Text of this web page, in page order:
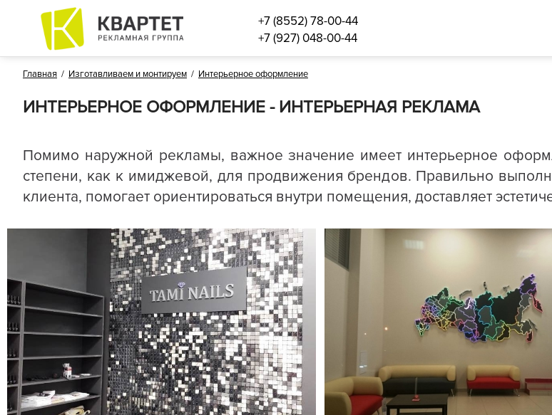
+7 (8552) 78-00-44
+7 (927) 048-00-44
Главная / Изготавливаем и монтируем / Интерьерное оформление
ИНТЕРЬЕРНОЕ ОФОРМЛЕНИЕ - ИНТЕРЬЕРНАЯ РЕКЛАМА
Помимо наружной рекламы, важное значение имеет интерьерное
степени, как к имиджевой, для продвижения брендов. Правильно
клиента, помогает ориентироваться внутри помещения, доставляет